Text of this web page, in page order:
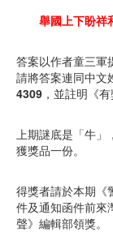
舉國上下盼祥
答案以作者童三軍
請將答案連同中文
4309 ，並註明《有
上期謎底是「牛
獲獎品一份。
得獎者請於本期《
件及通知函件前來
聲》編輯部領獎。